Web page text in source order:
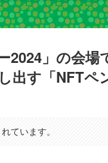
2024」の会
出す「NFTペ
ています。